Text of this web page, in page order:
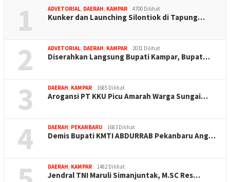
1 ADVETORIAL, DAERAH, KAMPAR 4700 Dilihat
Kunker dan Launching Silontiok di Tapung…
2 ADVETORIAL, DAERAH, KAMPAR 2031 Dilihat
Diserahkan Langsung Bupati Kampar, Bupat…
3 DAERAH, KAMPAR 1685 Dilihat
Arogansi PT KKU Picu Amarah Warga Sungai…
4 DAERAH, PEKANBARU 1683 Dilihat
Demis Bupati KMTI ABDURRAB Pekanbaru Ang…
DAERAH, KAMPAR 1482 Dilihat
Jendral TNI Maruli Simanjuntak, M.SC Res…